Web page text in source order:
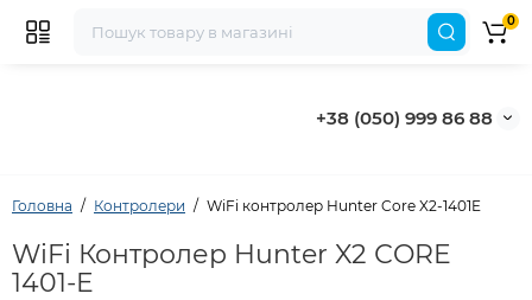
+38 (050) 999 86 88
0
Головна Контролери WiFi контролер Hunter Core X2-1401E
WiFi Контролер Hunter X2 СORE
1401-E